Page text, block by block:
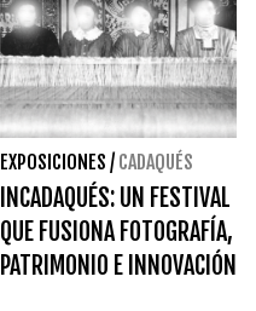
EXPOSICIONES / CADAQUÉS
INCADAQUÉS: UN FESTIVAL
QUE FUSIONA FOTOGRAFÍA,
PATRIMONIO E INNOVACIÓN